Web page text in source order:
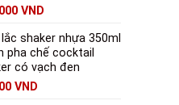
VND
lắc shaker nhựa 350ml
pha chế cocktail
có vạch đen
VND